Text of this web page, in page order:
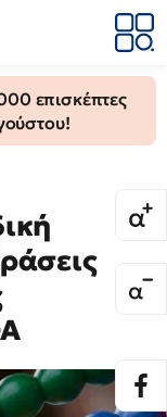
επισκέπτες